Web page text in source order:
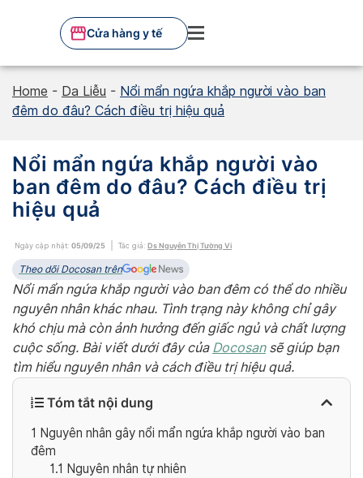
Cửa hàng y tế
Home - Da Liễu - Nổi mẩn ngứa khắp người vào ban
đêm do đâu? Cách điều trị hiệu quả
Nổi mẩn ngứa khắp người vào
ban đêm do đâu? Cách điều trị
hiệu quả
Ngày cập nhật: 05/09/25 Tác giả: Ds Nguyễn Thị Tường Vi
Theo dõi Docosan trên
Nổi mẩn ngứa khắp người vào ban đêm có thể do nhiều
nguyên nhân khác nhau. Tình trạng này không chỉ gây
khó chịu mà còn ảnh hưởng đến giấc ngủ và chất lượng
cuộc sống. Bài viết dưới đây của Docosansẽ giúp bạn
tìm hiểu nguyên nhân và cách điều trị hiệu quả.
Tóm tắt nội dung
1 Nguyên nhân gây nổi mẩn ngứa khắp người vào ban
đêm
1.1 Nguyên nhân tự nhiên